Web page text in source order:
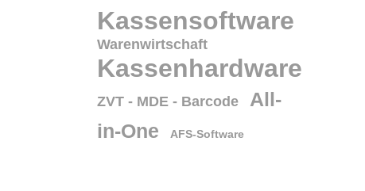
Kassensoftware
Warenwirtschaft
Kassenhardware
ZVT - MDE - Barcode
All-
in-One
AFS-Software